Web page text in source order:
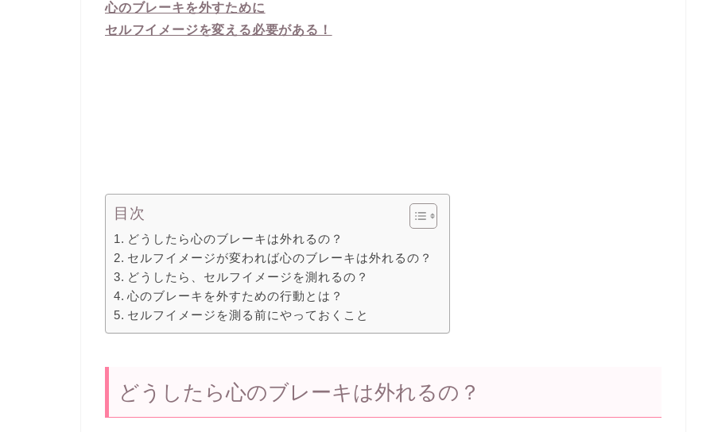
心のブレーキを外すために
セルフイメージを変える必要がある！
目次
どうしたら心のブレーキは外れるの？
セルフイメージが変われば心のブレーキは外れるの？
どうしたら、セルフイメージを測れるの？
心のブレーキを外すための行動とは？
セルフイメージを測る前にやっておくこと
どうしたら心のブレーキは外れるの？